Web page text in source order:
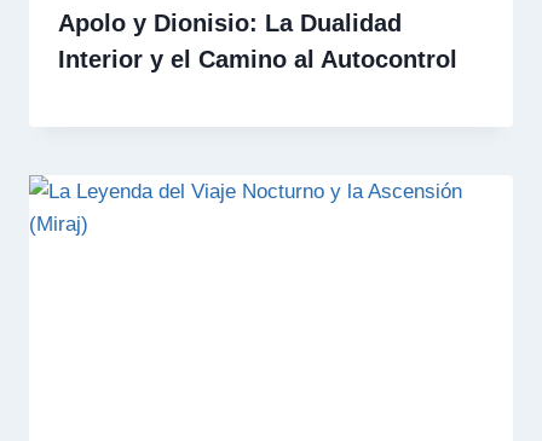
Apolo y Dionisio: La Dualidad
Interior y el Camino al Autocontrol